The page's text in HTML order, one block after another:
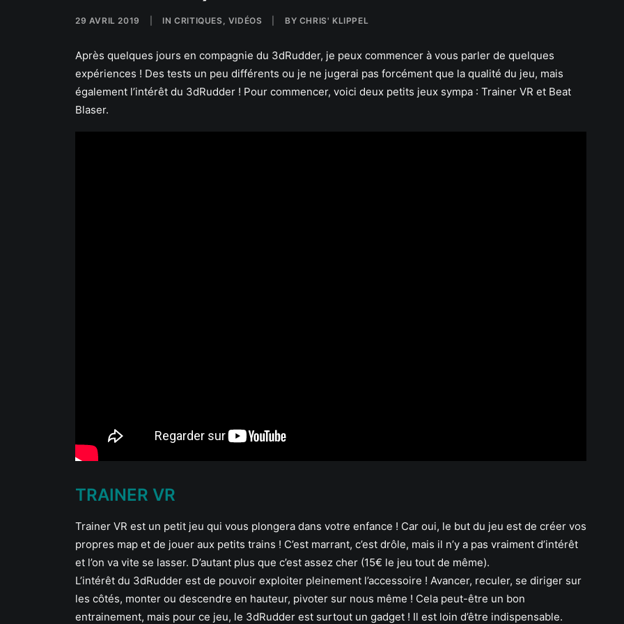
29 AVRIL 2019 INCRITIQUES, VIDÉOS BY CHRIS' KLIPPEL
Après quelques jours en compagnie du 3dRudder, je peux commencer à vous parler de quelques
expériences ! Des tests un peu différents ou je ne jugerai pas forcément que la qualité du jeu, mais
également l’intérêt du 3dRudder ! Pour commencer, voici deux petits jeux sympa : Trainer VR et Beat
Blaser.
TRAINER VR
Trainer VR est un petit jeu qui vous plongera dans votre enfance ! Car oui, le but du jeu est de créer vos
propres map et de jouer aux petits trains ! C’est marrant, c’est drôle, mais il n’y a pas vraiment d’intérêt
et l’on va vite se lasser. D’autant plus que c’est assez cher (15€ le jeu tout de même).
L’intérêt du 3dRudder est de pouvoir exploiter pleinement l’accessoire ! Avancer, reculer, se diriger sur
les côtés, monter ou descendre en hauteur, pivoter sur nous même ! Cela peut-être un bon
entrainement, mais pour ce jeu, le 3dRudder est surtout un gadget ! Il est loin d’être indispensable.